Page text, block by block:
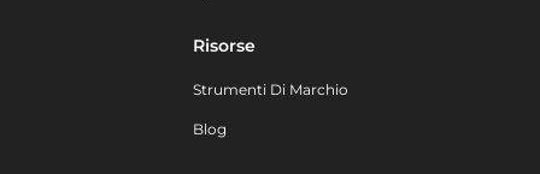
Risorse
Strumenti Di Marchio
Blog